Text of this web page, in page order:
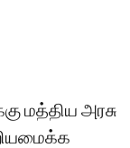
மத்திய அரசு